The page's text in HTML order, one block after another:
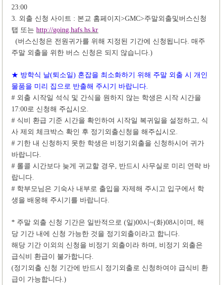
23:00
3. 외출 신청 사이트 : 본교 홈페이지>GMC>주말외출및버스신청
탭 또는http://going.hafs.hs.kr
(버스신청은 전원귀가를 위해 지정된 기간에 신청됩니다.매주
주말 외출을 위한 버스 신청은 되지 않습니다.)
★ 방학식 날(퇴소일) 혼잡을 최소화하기 위해 주말 외출 시 개인
물품을 미리 집으로 반출해 주시기 바랍니다.
# 외출 시작일 석식 및 간식을 원하지 않는 학생은 시작 시간을
17:00로 신청해 주십시오.
# 식비 환급 기준 시간을 확인하여 시작일 복귀일을 설정하고, 식
사 제외 체크박스 확인 후 정기외출신청을 해주십시오.
# 기한 내 신청하지 못한 학생은 비정기외출을 신청하시어 귀가
바랍니다.
# 롤콜 시간보다 늦게 귀교할 경우, 반드시 사무실로 미리 연락 바
랍니다.
# 학부모님은 기숙사 내부로 출입을 자제해 주시고 입구에서 학
생을 배웅해 주시기를 바랍니다.
* 주말 외출 신청 기간은 일반적으로(일)00시~(화)08시이며 ,해
당 기간 내에 신청 가능한 것을 정기외출이라고 합니다.
해당 기간 이외의 신청을 비정기 외출이라 하며 , 비정기 외출은
급식비 환급이 불가합니다.
(정기외출 신청 기간에 반드시 정기외출로 신청하여야 급식비 환
급이 가능합니다.)